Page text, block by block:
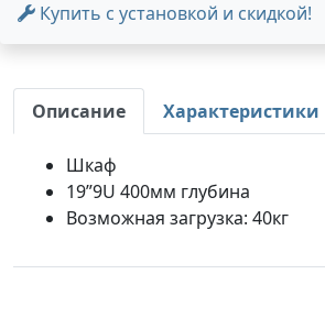
Купить с установкой и скидкой!
Описание Характеристики
Шкаф
19”9U 400мм глубина
Возможная загрузка: 40кг